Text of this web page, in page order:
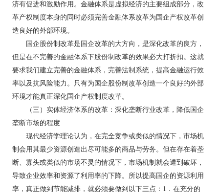
济有促进和激励作用。金融体系是虚拟经济的主要组成部分，改
革产权制度本身的同时必须完善金融体系改革为国企产权改革创
造良好的外部环境。
国企股份制改革是国企改革的大方向，是深化改革的良方，
但是在不完善的金融体系下股份制改革的效果必大打折扣。这就
要求我们建立完善的金融体系，完善法制系统，提高金融运行效
率以及抗风险能力。只有为国企股份制改革创造一个良好的外部
环境才能真正深化国企产权制度改革。
（三）实体经济体系的改革：深化垄断行业改革，降低国企
垄断市场的程度
现代经济学理论认为，在完全竞争或类似的情况下，市场机
制会用其最少资源创造出尽可能多的商品与劳务。但在存在着垄
断、寡头或类似的市场不灵的情况下，市场机制就会遭到破坏，
导致企业效率和资源了利用率的下降。所以提高国企的资源利用
率，真正做到节能减排，就必须要做到以下三点：1．在充分的